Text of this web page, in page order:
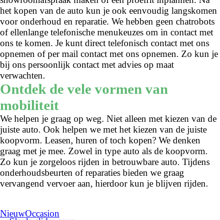
het kopen van de auto kun je ook eenvoudig langskomen
voor onderhoud en reparatie. We hebben geen chatrobots
of ellenlange telefonische menukeuzes om in contact met
ons te komen. Je kunt direct telefonisch contact met ons
opnemen of per mail contact met ons opnemen. Zo kun je
bij ons persoonlijk contact met advies op maat
verwachten.
Ontdek de vele vormen van
mobiliteit
We helpen je graag op weg. Niet alleen met kiezen van de
juiste auto. Ook helpen we met het kiezen van de juiste
koopvorm. Leasen, huren of toch kopen? We denken
graag met je mee. Zowel in type auto als de koopvorm.
Zo kun je zorgeloos rijden in betrouwbare auto. Tijdens
onderhoudsbeurten of reparaties bieden we graag
vervangend vervoer aan, hierdoor kun je blijven rijden.
NieuwOccasion